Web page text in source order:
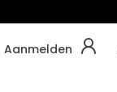
Aanmelden